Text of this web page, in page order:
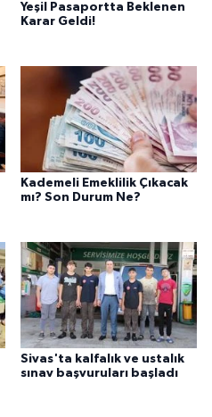
Yeşil Pasaportta Beklenen
Karar Geldi!
Kademeli Emeklilik Çıkacak
mı? Son Durum Ne?
Sivas'ta kalfalık ve ustalık
sınav başvuruları başladı